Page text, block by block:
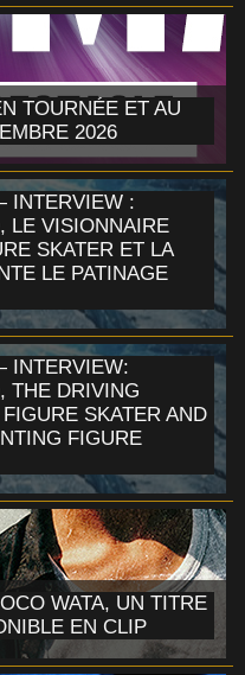
TOURNÉE ET AU
2026
INTERVIEW :
LE VISIONNAIRE
SKATER ET LA
LE PATINAGE
INTERVIEW:
THE DRIVING
SKATER AND
FIGURE
WATA, UN TITRE
EN CLIP